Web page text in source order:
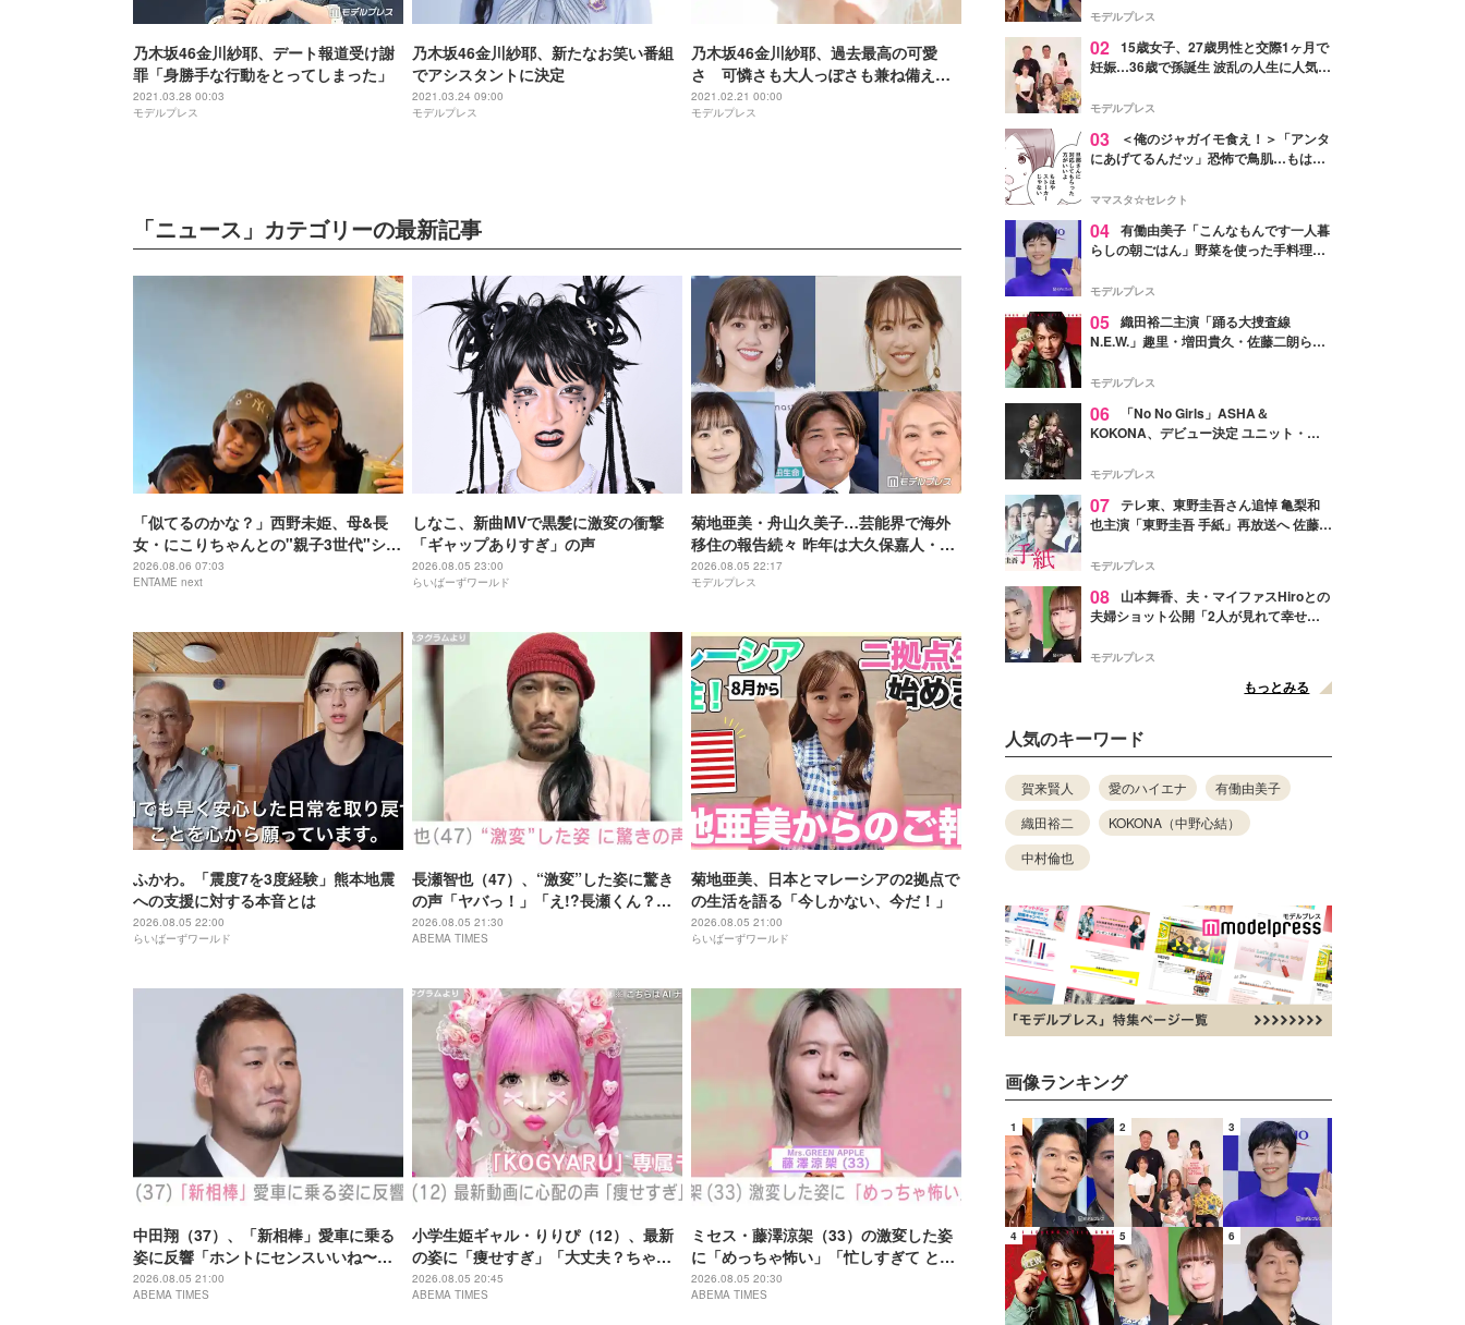
乃木坂46金川紗耶、デート報道受け謝
罪「身勝手な行動をとってしまった」
2021.03.28 00:03
モデルプレス
乃木坂46金川紗耶、新たなお笑い番組
でアシスタントに決定
2021.03.24 09:00
モデルプレス
乃木坂46金川紗耶、過去最高の可愛
さ 可憐さも大人っぽさも兼ね備えた
美麗グラビア
2021.02.21 00:00
モデルプレス
「ニュース」カテゴリーの最新記事
「似てるのかな？」西野未姫、母&長
女・にこりちゃんとの"親子3世代"ショ
ット公開「美人で素敵」
2026.08.06 07:03
ENTAME next
しなこ、新曲MVで黒髪に激変の衝撃
「ギャップありすぎ」の声
2026.08.05 23:00
らいばーずワールド
菊地亜美・舟山久美子…芸能界で海外
移住の報告続々 昨年は大久保嘉人・
SHELLY・優木まおみも
2026.08.05 22:17
モデルプレス
ふかわ。「震度7を3度経験」熊本地震
への支援に対する本音とは
2026.08.05 22:00
らいばーずワールド
長瀬智也（47）、“激変”した姿に驚き
の声「ヤバっ！」「え!?長瀬くん？」
「ワイルドさに磨きがかかってる」
2026.08.05 21:30
ABEMA TIMES
菊地亜美、日本とマレーシアの2拠点で
の生活を語る「今しかない、今だ！」
2026.08.05 21:00
らいばーずワールド
中田翔（37）、「新相棒」愛車に乗る
姿に反響「ホントにセンスいいね〜」
「何台持っているのですか？」
2026.08.05 21:00
ABEMA TIMES
小学生姫ギャル・りりぴ（12）、最新
の姿に「痩せすぎ」「大丈夫？ちゃん
とご飯食べてね」など心配の声
2026.08.05 20:45
ABEMA TIMES
ミセス・藤澤涼架（33）の激変した姿
に「めっちゃ怖い」「忙しすぎて とう
とうグレてしまったのね…」「カオス
すぎる」など驚きの声
2026.08.05 20:30
ABEMA TIMES
最大の敬意とエールを」
モデルプレス
02 15歳女子、27歳男性と交際1ヶ月で
妊娠…36歳で孫誕生 波乱の人生に人気タ
よ！」
モデルプレス
03
＜俺のジャガイモ食え！＞「アンタ
にあげてるんだッ」恐怖で鳥肌…もはや
ママスタ☆セレクト
04 有働由美子「こんなもんです一人暮
らしの朝ごはん」野菜を使った手料理公
そう」と反響
モデルプレス
05 織田裕二主演「踊る大捜査線
N.E.W.」趣里・増田貴久・佐藤二朗ら新
徴する“謎のキーワード”も
モデルプレス
06
「No No Girls」ASHA＆
KOKONA、デビュー決定 ユニット・
リリースへ
モデルプレス
07 テレ東、東野圭吾さん追悼 亀梨和
也主演「東野圭吾 手紙」再放送へ 佐藤隆
モデルプレス
08
山本舞香、夫・マイファスHiroとの
夫婦ショット公開「2人が見れて幸せ」
モデルプレス
もっとみる
人気のキーワード
賀来賢人 愛のハイエナ
有働由美子
織田裕二
KOKONA（中野心結）
中村倫也
画像ランキング
1 2 3
4 5 6